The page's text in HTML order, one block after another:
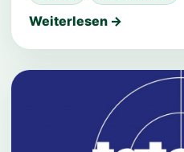
Weiterlesen →